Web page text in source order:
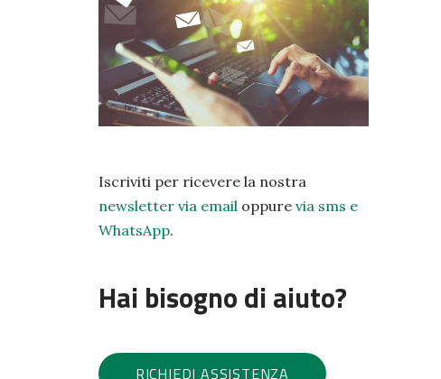
Iscriviti per ricevere la nostra
newsletter via emailoppure via sms e
WhatsApp.
Hai bisogno di aiuto?
RICHIEDI ASSISTENZA